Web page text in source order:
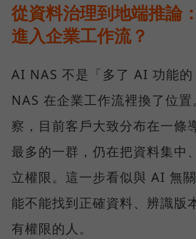
從資料治理到地端推論
進入企業工作流？
AI NAS 不是「多了 AI 功能的
NAS 在企業工作流裡換了位
察，目前客戶大致分布在一條
最多的一群，仍在把資料集中
立權限。這一步看似與 AI 無
能不能找到正確資料、辨識版
有權限的人。